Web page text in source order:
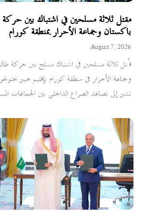
مقتل ثلاثة مسلحين في اشتباك بين حركة
باكستان وجماعة الأحرار بمنطقة كورام
August 7, 2026
قُتل ثلاثة مسلحين في اشتباك مسلح بين حركة
وجماعة الأحرار في منطقة كورام بإقليم خيبر
تشير إلى تصاعد الصراع الداخلي بين الجماعات